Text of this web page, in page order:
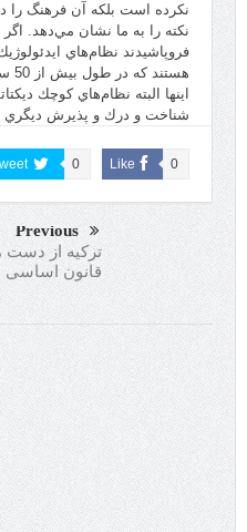
نكرده است بلكه آن فرهنگ را
نكته را به ما نشان مي‌دهد.
فروپاشيدند نظام‌هاي
اينها البته نظام‌هاي كوچك
شناخت و درك و پذيرش ديگري
Like 0
0
Previous
ترکیه از دست
قانون اساسی